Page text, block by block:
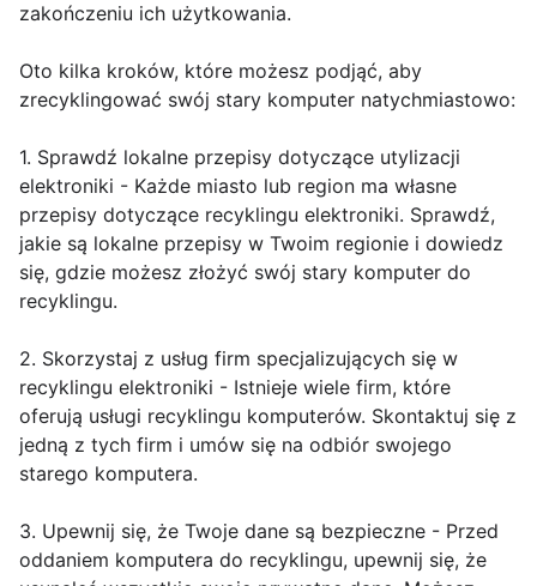
zakończeniu ich użytkowania.
Oto kilka kroków, które możesz podjąć, aby
zrecyklingować swój stary komputer natychmiastowo:
1. Sprawdź lokalne przepisy dotyczące utylizacji
elektroniki - Każde miasto lub region ma własne
przepisy dotyczące recyklingu elektroniki. Sprawdź,
jakie są lokalne przepisy w Twoim regionie i dowiedz
się, gdzie możesz złożyć swój stary komputer do
recyklingu.
2. Skorzystaj z usług firm specjalizujących się w
recyklingu elektroniki - Istnieje wiele firm, które
oferują usługi recyklingu komputerów. Skontaktuj się z
jedną z tych firm i umów się na odbiór swojego
starego komputera.
3. Upewnij się, że Twoje dane są bezpieczne - Przed
oddaniem komputera do recyklingu, upewnij się, że